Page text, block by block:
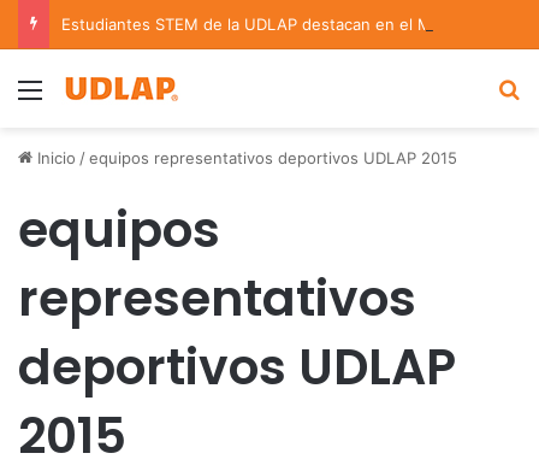
Menu
Inicio /equipos representativos deportivos UDLAP 2015
equipos
representativos
deportivos UDLAP
2015